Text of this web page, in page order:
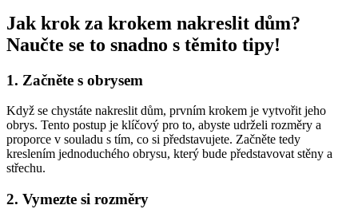
Jak krok za krokem nakreslit dům?
Naučte se to snadno s těmito tipy!
1. Začněte s obrysem
Když se chystáte nakreslit dům, prvním krokem je vytvořit jeho
obrys. Tento postup je klíčový pro to, abyste udrželi rozměry a
proporce v souladu s tím, co si představujete. Začněte tedy
kreslením jednoduchého obrysu, který bude představovat stěny a
střechu.
2. Vymezte si rozměry